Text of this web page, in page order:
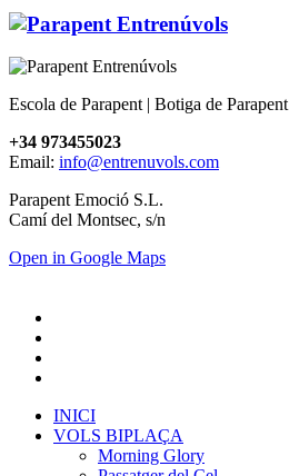
Escola de Parapent | Botiga de Parapent
+34 973455023
Email: info@entrenuvols.com
Parapent Emoció S.L.
Camí del Montsec, s/n
Open in Google Maps
INICI
VOLS BIPLAÇA
Morning Glory